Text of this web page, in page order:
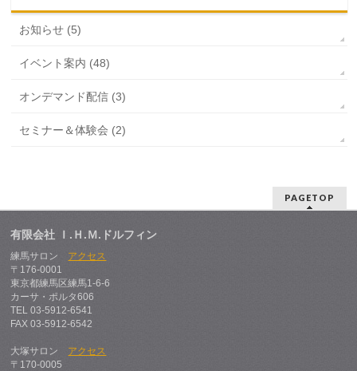
お知らせ (5)
イベント案内 (48)
オンデマンド配信 (3)
セミナー＆体験会 (2)
PAGETOP
有限会社 Ｉ.Ｈ.Ｍ.ドルフィン
練馬サロン アクセス
〒176-0001
東京都練馬区練馬1-6-6
カーサ・ポルタ606
TEL 03-5912-6541
FAX 03-5912-6542
大塚サロン アクセス
〒170-0005